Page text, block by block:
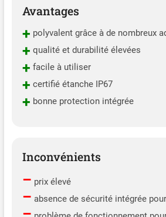
Avantages
+ polyvalent grâce à de nombreux
+ qualité et durabilité élevées
+ facile à utiliser
+ certifié étanche IP67
+ bonne protection intégrée
Inconvénients
– prix élevé
– absence de sécurité intégrée
–